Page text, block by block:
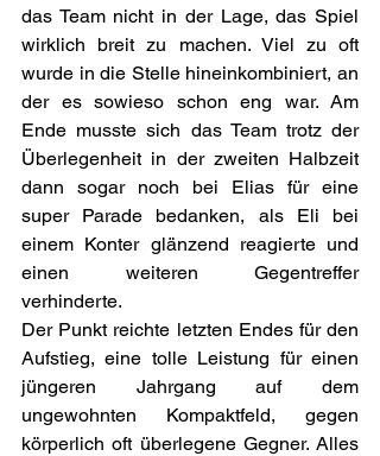
das Team nicht in der Lage, das Spiel
wirklich breit zu machen. Viel zu oft
wurde in die Stelle hineinkombiniert, an
der es sowieso schon eng war. Am
Ende musste sich das Team trotz der
Überlegenheit in der zweiten Halbzeit
dann sogar noch bei Elias für eine
super Parade bedanken, als Eli bei
einem Konter glänzend reagierte und
einen weiteren Gegentreffer
verhinderte.
Der Punkt reichte letzten Endes für den
Aufstieg, eine tolle Leistung für einen
jüngeren Jahrgang auf dem
ungewohnten Kompaktfeld, gegen
körperlich oft überlegene Gegner. Alles